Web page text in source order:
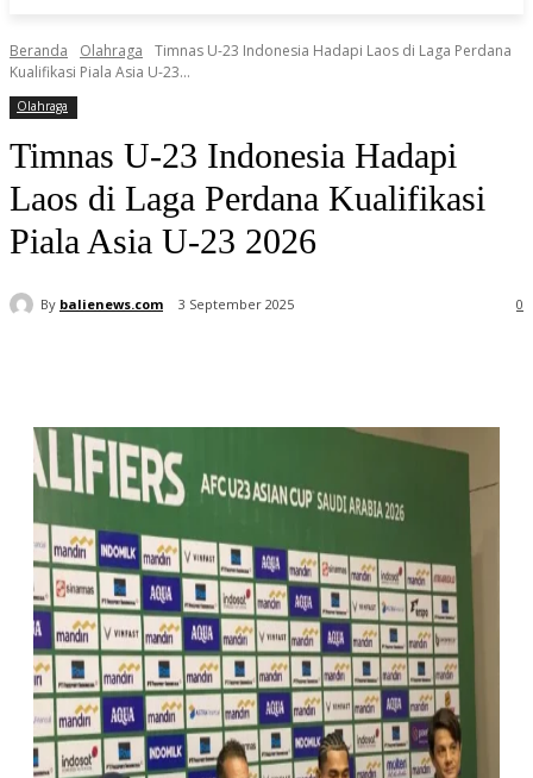
Beranda Olahraga
Timnas U-23 Indonesia Hadapi Laos di Laga Perdana
Kualifikasi Piala Asia U-23...
Olahraga
Timnas U-23 Indonesia Hadapi
Laos di Laga Perdana Kualifikasi
Piala Asia U-23 2026
By balienews.com 3 September 2025 0